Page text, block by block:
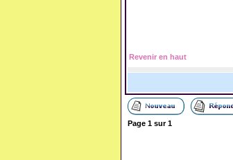
Revenir en haut
Page 1 sur1